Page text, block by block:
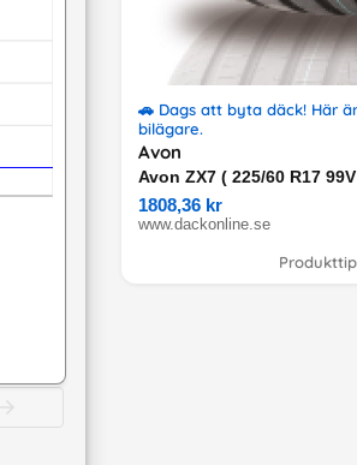
🚗 Dags att byta däck! Här
bilägare.
Avon
Avon ZX7 ( 225/60 R17
1808,36 kr
www.dackonline.se